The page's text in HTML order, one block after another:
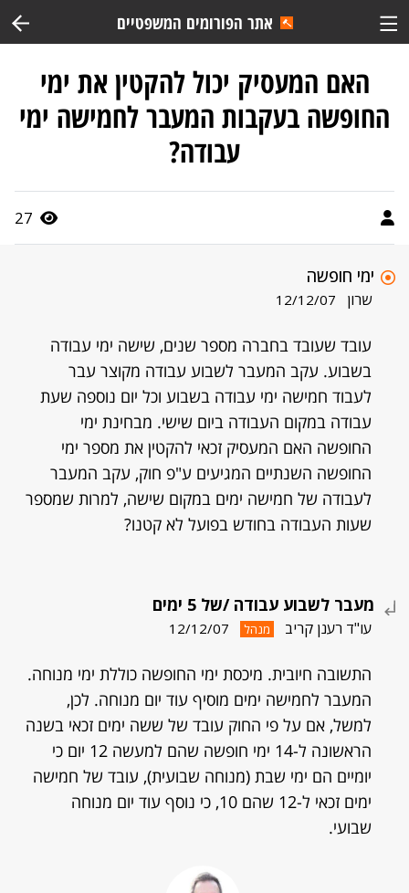
אתר הפורומים המשפטיים
האם המעסיק יכול להקטין את ימי
החופשה בעקבות המעבר לחמישה ימי
עבודה?
27
ימי חופשה
שרון 12/12/07
עובד שעובד בחברה מספר שנים, שישה ימי עבודה
בשבוע. עקב המעבר לשבוע עבודה מקוצר עבר
לעבוד חמישה ימי עבודה בשבוע וכל יום נוספה שעת
עבודה במקום העבודה ביום שישי. מבחינת ימי
החופשה האם המעסיק זכאי להקטין את מספר ימי
החופשה השנתיים המגיעים ע"פ חוק, עקב המעבר
לעבודה של חמישה ימים במקום שישה, למרות שמספר
שעות העבודה בחודש בפועל לא קטנו?
מעבר לשבוע עבודה /של 5 ימים
עו"ד רענן קריב מנהל 12/12/07
התשובה חיובית. מיכסת ימי החופשה כוללת ימי מנוחה.
המעבר לחמישה ימים מוסיף עוד יום מנוחה. לכן,
למשל, אם על פי החוק עובד של ששה ימים זכאי בשנה
הראשונה ל-14 ימי חופשה שהם למעשה 12 יום כי
יומיים הם ימי שבת (מנוחה שבועית), עובד של חמישה
ימים זכאי ל-12 שהם 10, כי נוסף עוד יום מנוחה
שבועי.